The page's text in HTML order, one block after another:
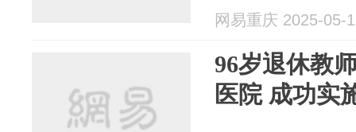
眼科医院成
网易重庆 2025-05-
96岁退休教
医院 成